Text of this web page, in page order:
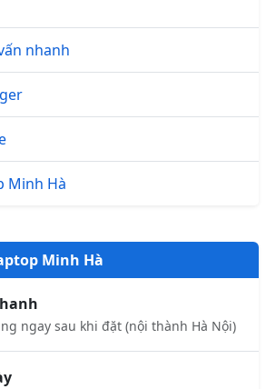
nhanh
Minh Hà
Minh Hà
ngay sau khi đặt (nội thành Hà Nội)